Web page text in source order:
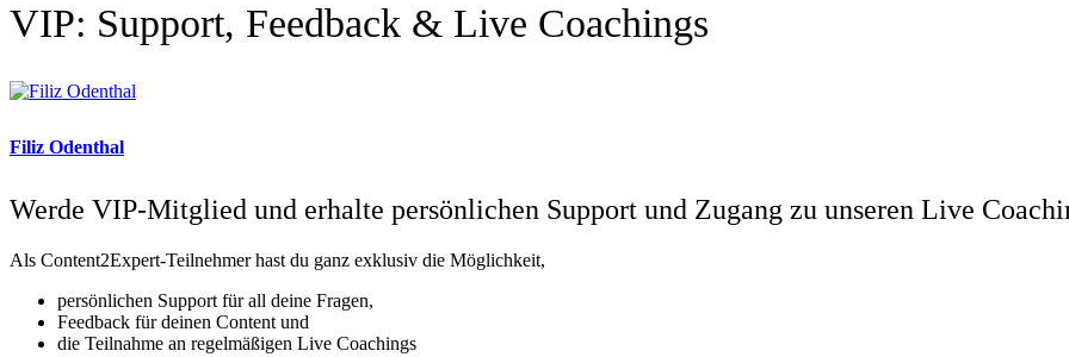
VIP: Support, Feedback & Live Coachings
Filiz Odenthal
Werde VIP-Mitglied und erhalte persönlichen Support und Zugang zu unseren Live
Als Content2Expert-Teilnehmer hast du ganz exklusiv die Möglichkeit,
persönlichen Support für all deine Fragen,
Feedback für deinen Content und
die Teilnahme an regelmäßigen Live Coachings